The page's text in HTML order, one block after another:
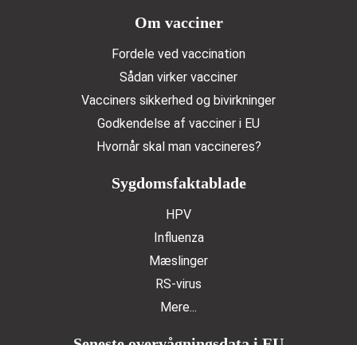
Doormat menuOm vacciner
Fordele ved vaccination
Sådan virker vacciner
Vacciners sikkerhed og bivirkninger
Godkendelse af vacciner i EU
Hvornår skal man vaccineres?
Sygdomsfaktablade
HPV
Influenza
Mæslinger
RS-virus
Mere...